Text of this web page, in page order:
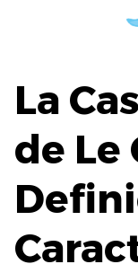
La
de Le